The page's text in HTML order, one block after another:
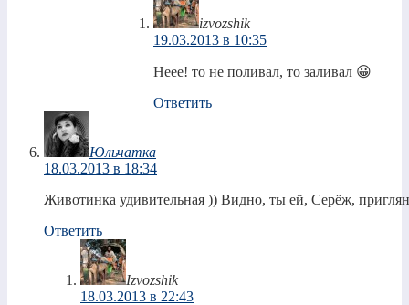
izvozshik
19.03.2013 в 10:35
Неее! то не поливал, то заливал 😀
Ответить
Юльчатка
18.03.2013 в 18:34
Животинка удивительная )) Видно, ты ей, Серёж,
Ответить
Izvozshik
18.03.2013 в 22:43